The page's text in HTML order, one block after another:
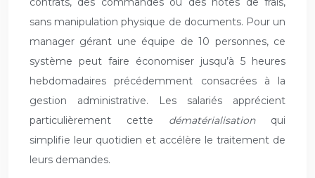
sans manipulation physique de documents. Pour un
manager gérant une équipe de 10 personnes, ce
système peut faire économiser jusqu’à 5 heures
hebdomadaires précédemment consacrées à la
gestion administrative. Les salariés apprécient
particulièrement cette dématérialisation qui
simplifie leur quotidien et accélère le traitement de
leurs demandes.